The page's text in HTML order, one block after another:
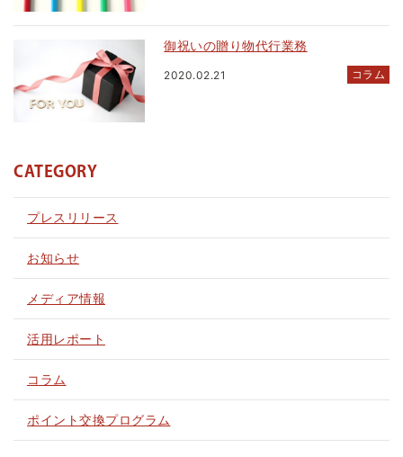
御祝いの贈り物代行業務
2020.02.21 コラム
CATEGORY
プレスリリース
お知らせ
メディア情報
活用レポート
コラム
ポイント交換プログラム